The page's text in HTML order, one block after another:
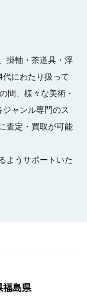
掛軸・茶道具・浮
にわたり扱って
間、様々な美術・
ャンル専門のス
査定・買取が可能
ようサポートいた
福島県